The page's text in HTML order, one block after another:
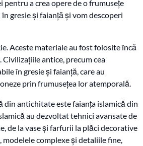
a crea opere de o frumusețe
gresie și faianță și vom descoperi
Aceste materiale au fost folosite încă
antice, precum cea
în gresie și faianță, care au
prin frumusețea lor atemporală.
din antichitate este faianța islamică din
au dezvoltat tehnici avansate de
de la vase și farfurii la plăci decorative
complexe și detaliile fine,